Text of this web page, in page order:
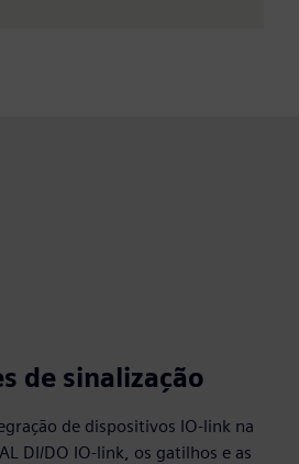
de sinalização
de dispositivos IO‑link na
DI/DO IO‑link, os gatilhos e as